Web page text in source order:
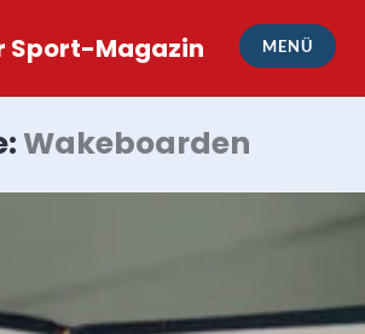
Sport-Magazin MENÜ
Wakeboarden